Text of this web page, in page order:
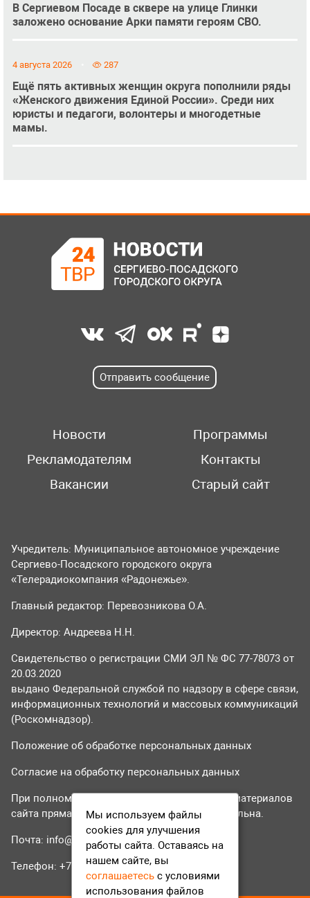
В Сергиевом Посаде в сквере на улице Глинки
заложено основание Арки памяти героям СВО.
4 августа 2026 287
Ещё пять активных женщин округа пополнили ряды
«Женского движения Единой России». Среди них
юристы и педагоги, волонтеры и многодетные
мамы.
Отправить сообщение
Новости
Программы
Рекламодателям
Контакты
Вакансии
Старый сайт
Учредитель: Муниципальное автономное учреждение
Сергиево-Посадского городского округа
«Телерадиокомпания «Радонежье».
Главный редактор: Перевозникова О.А.
Директор: Андреева Н.Н.
Свидетельство о регистрации СМИ ЭЛ № ФС 77-78073 от
20.03.2020
выдано Федеральной службой по надзору в сфере связи,
информационных технологий и массовых коммуникаций
(Роскомнадзор).
Положение об обработке персональных данных
Согласие на обработку персональных данных
При полном или частичном использовании материалов
сайта прямая гиперссылка на tvr24.tv обязательна.
Почта: info@tvr24.tv
Телефон: +7 (496) 551-04-95
Мы используем файлы
cookies для улучшения
работы сайта. Оставаясь на
нашем сайте, вы
соглашаетесь с условиями
использования файлов